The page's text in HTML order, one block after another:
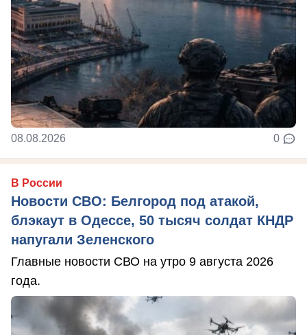
08.08.2026 0
В России
Новости СВО: Белгород под атакой,
блэкаут в Одессе, 50 тысяч солдат КНДР
напугали Зеленского
Главные новости СВО на утро 9 августа 2026
года.